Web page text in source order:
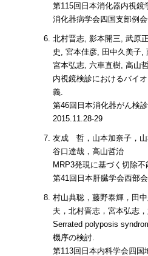
第115回日本消化器内視鏡
消化器病学会四国支部例
北村晋志, 影本開三, 武原
史, 宮本佳彦, 田中久美子,
宮本弘志, 六車直樹, 高山
内視鏡検診におけるバイ
義.
第46回日本消化器がん検
2015.11.28-29
友成 哲，山本加奈子，山
谷口達哉，高山哲治
MRP3発現に基づく切除
第41回日本肝臓学会西部
村山典聡，藤野泰輝，田
夫，北村晋志，宮本弘志
Serrated polyposis
機序の検討.
第113回日本内科学会四国